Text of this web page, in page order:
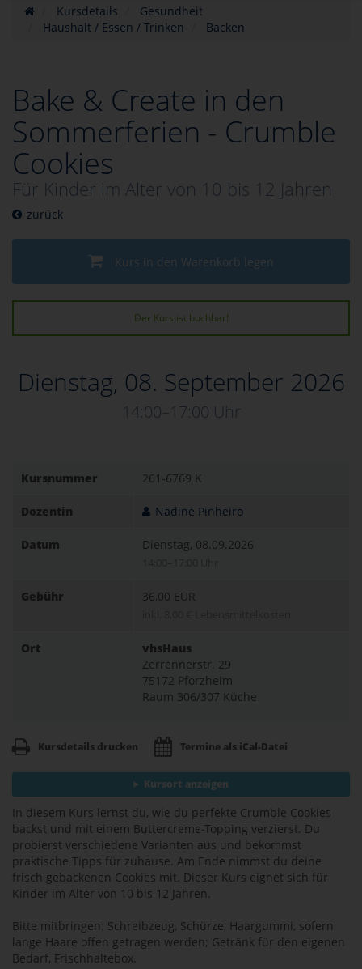
Kursdetails
Gesundheit
Haushalt / Essen / Trinken
Backen
Bake & Create in den
Sommerferien - Crumble
Cookies
Für Kinder im Alter von 10 bis 12 Jahren
zurück
Kurs in den Warenkorb legen
Der Kurs ist buchbar!
Dienstag, 08. September 2026
14:00–17:00 Uhr
Kursnummer 261-6769 K
Dozentin Nadine Pinheiro
Datum Dienstag, 08.09.2026
Gebühr 36,00 EUR
Ort
vhsHaus
Zerrennerstr. 29
75172 Pforzheim
Raum 306/307 Küche
Kursdetails drucken Termine als iCal-Datei
Kursort anzeigen
In diesem Kurs lernst du, wie du perfekte Crumble Cookies
backst und mit einem Buttercreme-Topping verzierst. Du
probierst verschiedene Varianten aus und bekommst
praktische Tipps für zuhause. Am Ende nimmst du deine
frisch gebackenen Cookies mit. Dieser Kurs eignet sich für
Kinder im Alter von 10 bis 12 Jahren.
Bitte mitbringen: Schreibzeug, Schürze, Haargummi, sofern
lange Haare offen getragen werden; Getränk für den eigenen
Bedarf, Frischhaltebox.